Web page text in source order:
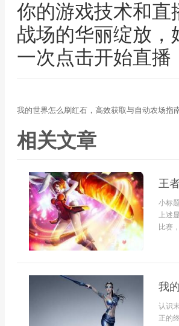
你的游戏技术和直
战场的华丽绽放
一次点击开始直
我的世界怎么刷红石，高效获取与自动农场指
相关文章
王
小标
上述
比赛
我
认识
正的